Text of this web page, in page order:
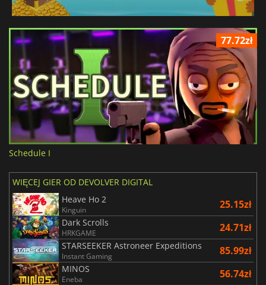
77.72zł
Schedule I
WIĘCEJ GIER OD DEVOLVER DIGITAL
Heave Ho 2
Kinguin 25.15zł
Dark Scrolls
HRKGAME 24.71zł
STARSEEKER Astroneer Expeditions
Instant Gaming 85.99zł
MINOS
Eneba 56.74zł